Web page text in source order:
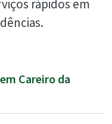
rápidos em
Careiro da